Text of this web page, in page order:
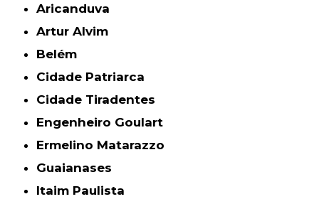
Aricanduva
Artur Alvim
Belém
Cidade Patriarca
Cidade Tiradentes
Engenheiro Goulart
Ermelino Matarazzo
Guaianases
Itaim Paulista